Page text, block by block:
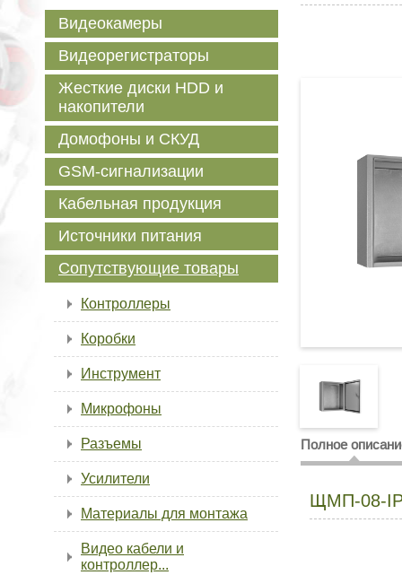
Полное
ЩМП-08-
Видеокамеры
Видеорегистраторы
Жесткие диски HDD и
накопители
Домофоны и СКУД
GSM-сигнализации
Кабельная продукция
Источники питания
Сопутствующие товары
Контроллеры
Коробки
Инструмент
Микрофоны
Разъемы
Усилители
Материалы для монтажа
Видео кабели и
контроллер...